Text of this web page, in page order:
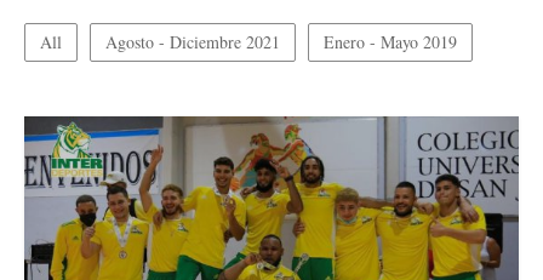
All Agosto - Diciembre 2021 Enero - Mayo 2019